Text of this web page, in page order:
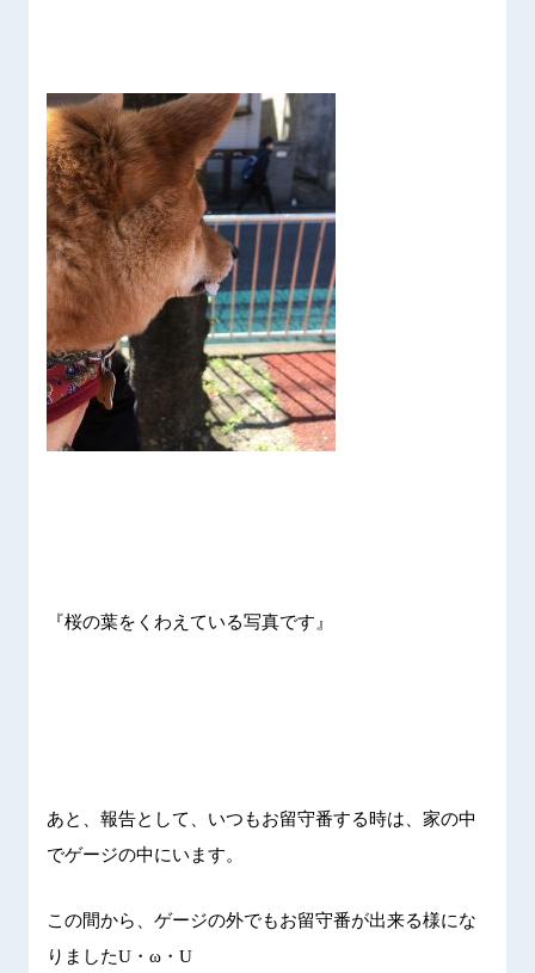
『桜の葉をくわえている写真です』
あと、報告として、いつもお留守番する時は、家の中
でゲージの中にいます。
この間から、ゲージの外でもお留守番が出来る様にな
りましたU・ω・ U